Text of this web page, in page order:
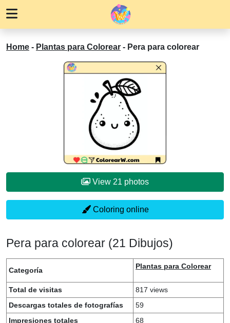
Home - Plantas para Colorear - Pera para colorear
View 21 photos
Coloring online
Pera para colorear (21 Dibujos)
Categoría Plantas para Colorear
Total de visitas
817 views
Descargas totales de fotografías
59
Impresiones totales
68